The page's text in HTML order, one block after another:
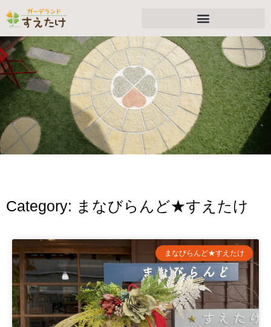
Category: まなびらんど★すえたけ
まなびらんど★すえたけ